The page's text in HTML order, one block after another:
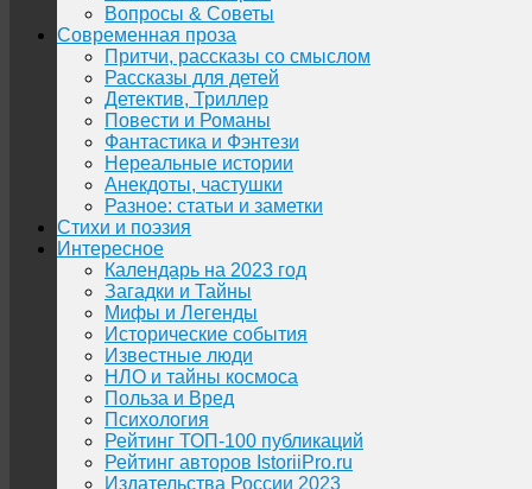
Вопросы & Советы
Современная проза
Притчи, рассказы со смыслом
Рассказы для детей
Детектив, Триллер
Повести и Романы
Фантастика и Фэнтези
Нереальные истории
Анекдоты, частушки
Разное: статьи и заметки
Стихи и поэзия
Интересное
Календарь на 2023 год
Загадки и Тайны
Мифы и Легенды
Исторические события
Известные люди
НЛО и тайны космоса
Польза и Вред
Психология
Рейтинг ТОП-100 публикаций
Рейтинг авторов IstoriiPro.ru
Издательства России 2023